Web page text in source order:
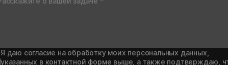
Я даю согласие на обработку моих персональных данных,
указанных в контактной форме выше, а также подтверждаю,